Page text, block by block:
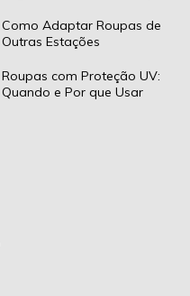
Como Adaptar Roupas de
Outras Estações
Roupas com Proteção UV:
Quando e Por que Usar